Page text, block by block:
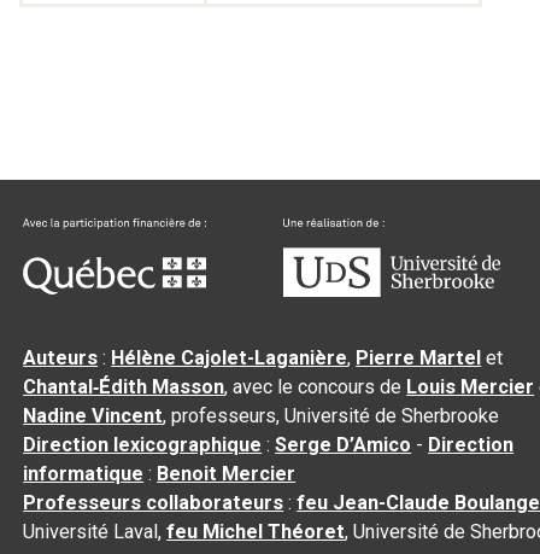
Auteurs : Hélène Cajolet-Laganière, Pierre Martel et
Chantal‑Édith Masson, avec le concours de Louis Mercier
Nadine Vincent, professeurs, Université de Sherbrooke
Direction lexicographique :Serge D’Amico - Direction
informatique : Benoit Mercier
Professeurs collaborateurs :feu Jean-Claude
Université Laval,feu Michel Théoret, Université de